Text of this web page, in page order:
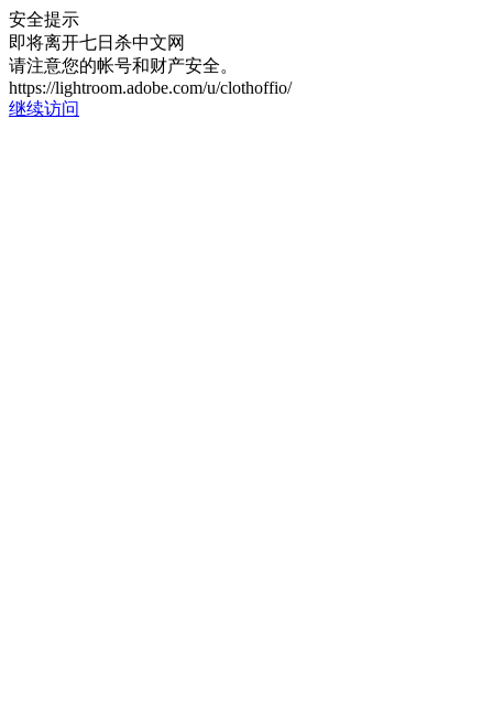
安全提示
即将离开七日杀中文网
请注意您的帐号和财产安全。
https://lightroom.adobe.com/u/clothoffio/
继续访问